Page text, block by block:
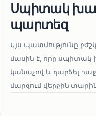
Սպիտակ
պարտեզ
Այս պատմությունը
մասին է, որը սպիտակ
կանաչով և դարձել
մարզում վերջին